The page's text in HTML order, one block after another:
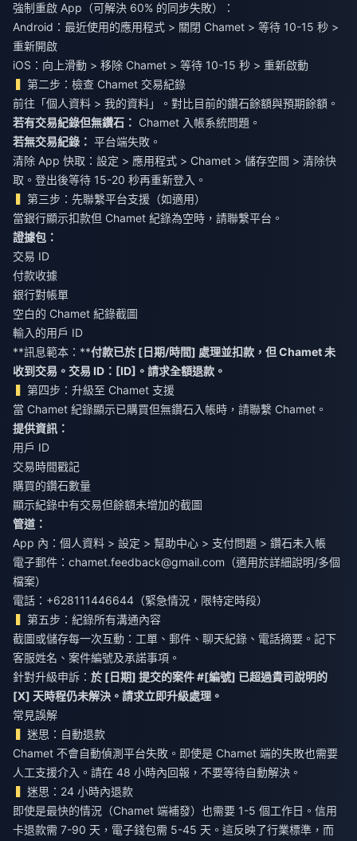
強制重啟 App（可解決 60% 的同步失敗）：
Android：最近使用的應用程式 > 關閉 Chamet > 等待 10-15 秒 >
重新開啟
iOS：向上滑動 > 移除 Chamet > 等待 10-15 秒 > 重新啟動
第二步：檢查 Chamet 交易紀錄
前往「個人資料 > 我的資料」。對比目前的鑽石餘額與預期餘額。
若有交易紀錄但無鑽石：
若無交易紀錄： 平台端失敗。
清除 App 快取：設定 > 應用程式 > Chamet > 儲存空間 > 清除快
取。登出後等待 15-20 秒再重新登入。
第三步：先聯繫平台支援（如適用）
當銀行顯示扣款但 Chamet 紀錄為空時，請聯繫平台。
證據包：
交易 ID
付款收據
銀行對帳單
空白的 Chamet 紀錄截圖
輸入的用戶 ID
**訊息範本：**付款已於 [日期/時間] 處理並扣款，但 Chamet 未
收到交易。交易 ID：[ID]。請求全額退款。
第四步：升級至 Chamet 支援
當 Chamet 紀錄顯示已購買但無鑽石入帳時，請聯繫 Chamet。
提供資訊：
用戶 ID
交易時間戳記
購買的鑽石數量
顯示紀錄中有交易但餘額未增加的截圖
管道：
App 內：個人資料 > 設定 > 幫助中心 > 支付問題 > 鑽石未入帳
電子郵件： chamet.feedback@gmail.com （適用於詳細說明/多個
檔案）
電話：+628111446644（緊急情況，限特定時段）
第五步：紀錄所有溝通內容
截圖或儲存每一次互動：工單、郵件、聊天紀錄、電話摘要。記下
客服姓名、案件編號及承諾事項。
針對升級申訴： 於 [日期] 提交的案件 #[編號] 已超過貴司說明的
[X] 天時程仍未解決。請求立即升級處理。
常見誤解
迷思：自動退款
Chamet 不會自動偵測平台失敗。即使是 Chamet 端的失敗也需要
人工支援介入。請在 48 小時內回報，不要等待自動解決。
迷思：24 小時內退款
即使是最快的情況（Chamet 端補發）也需要 1-5 個工作日。信用
卡退款需 7-90 天，電子錢包需 5-45 天。這反映了行業標準，而